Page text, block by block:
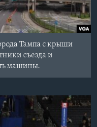
Тампа с крыши
съезда и
машины.